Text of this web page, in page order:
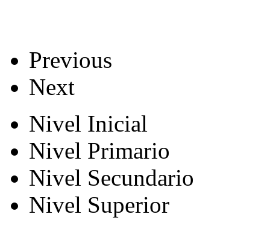
Previous
Next
Nivel Inicial
Nivel Primario
Nivel Secundario
Nivel Superior